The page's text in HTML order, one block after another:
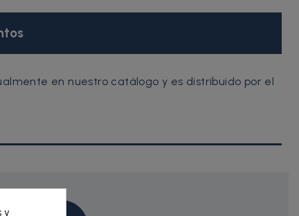
en nuestro catálogo y es distribuido por el
y